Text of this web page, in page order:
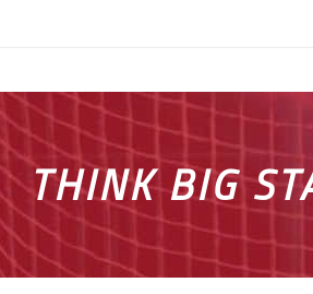
THINK BIG